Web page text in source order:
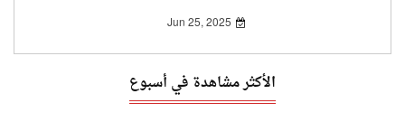
Jun 25, 2025
الأكثر مشاهدة في أسبوع